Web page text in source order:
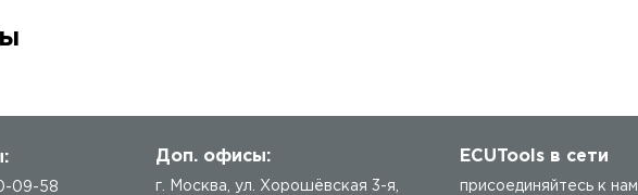
09-58
Доп. офисы:
г. Москва, ул. Хорошёвская 3-я,
ECUTools в сети
присоединяйтесь к нам